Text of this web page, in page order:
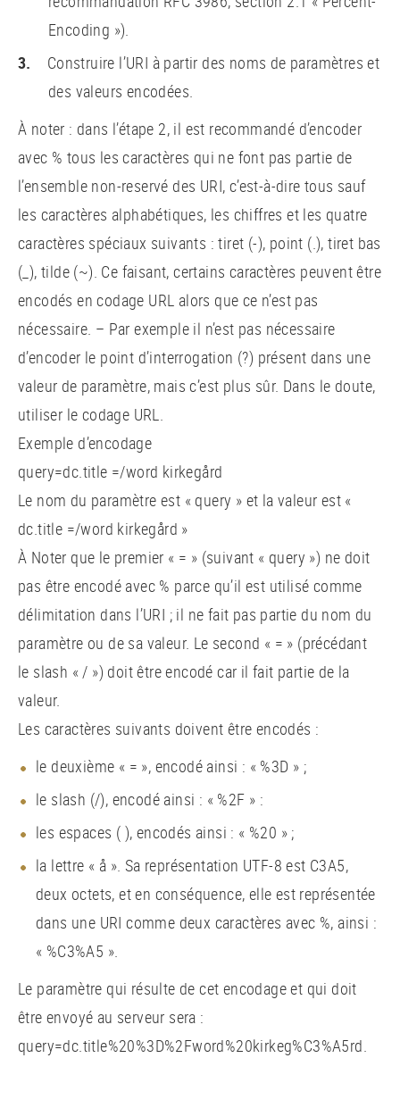
Encoding »).
Construire l’URI à partir des noms de paramètres et
des valeurs encodées.
À noter : dans l’étape 2, il est recommandé d’encoder
avec % tous les caractères qui ne font pas partie de
l’ensemble non-reservé des URI, c’est-à-dire tous sauf
les caractères alphabétiques, les chiffres et les quatre
caractères spéciaux suivants : tiret (-), point (.), tiret bas
(_), tilde (~). Ce faisant, certains caractères peuvent être
encodés en codage URL alors que ce n’est pas
nécessaire. – Par exemple il n’est pas nécessaire
d’encoder le point d’interrogation (?) présent dans une
valeur de paramètre, mais c’est plus sûr. Dans le doute,
utiliser le codage URL.
Exemple d’encodage
query=dc.title =/word kirkegård
Le nom du paramètre est « query » et la valeur est «
dc.title =/word kirkegård »
À Noter que le premier « = » (suivant « query ») ne doit
pas être encodé avec % parce qu’il est utilisé comme
délimitation dans l’URI ; il ne fait pas partie du nom du
paramètre ou de sa valeur. Le second « = » (précédant
le slash « / ») doit être encodé car il fait partie de la
valeur.
Les caractères suivants doivent être encodés :
le deuxième « = », encodé ainsi : « %3D » ;
le slash (/), encodé ainsi : « %2F » :
les espaces ( ), encodés ainsi : « %20 » ;
la lettre « å ». Sa représentation UTF-8 est C3A5,
deux octets, et en conséquence, elle est représentée
dans une URI comme deux caractères avec %, ainsi :
« %C3%A5 ».
Le paramètre qui résulte de cet encodage et qui doit
être envoyé au serveur sera :
query=dc.title%20%3D%2Fword%20kirkeg%C3%A5rd.